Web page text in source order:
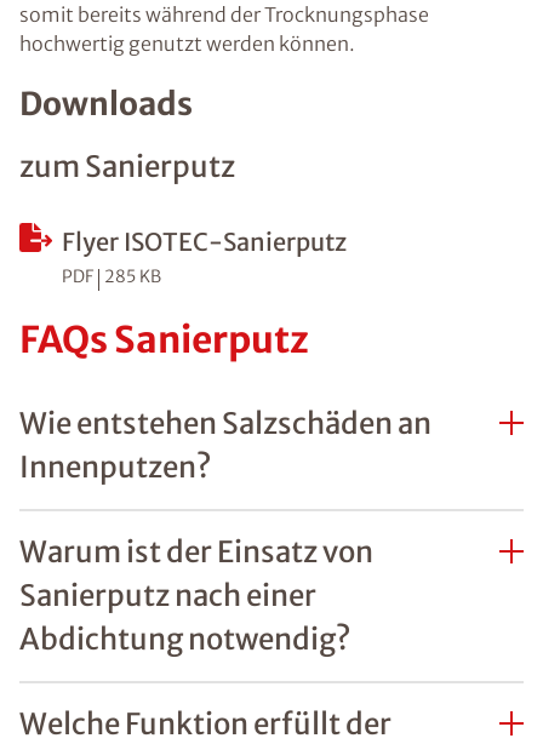
somit bereits während der Trocknungsphase
hochwertig genutzt werden können.
Downloads
zum Sanierputz
Flyer ISOTEC-Sanierputz
PDF 285 KB
FAQs Sanierputz
Wie entstehen Salzschäden an
Innenputzen?
Warum ist der Einsatz von
Sanierputz nach einer
Abdichtung notwendig?
Welche Funktion erfüllt der